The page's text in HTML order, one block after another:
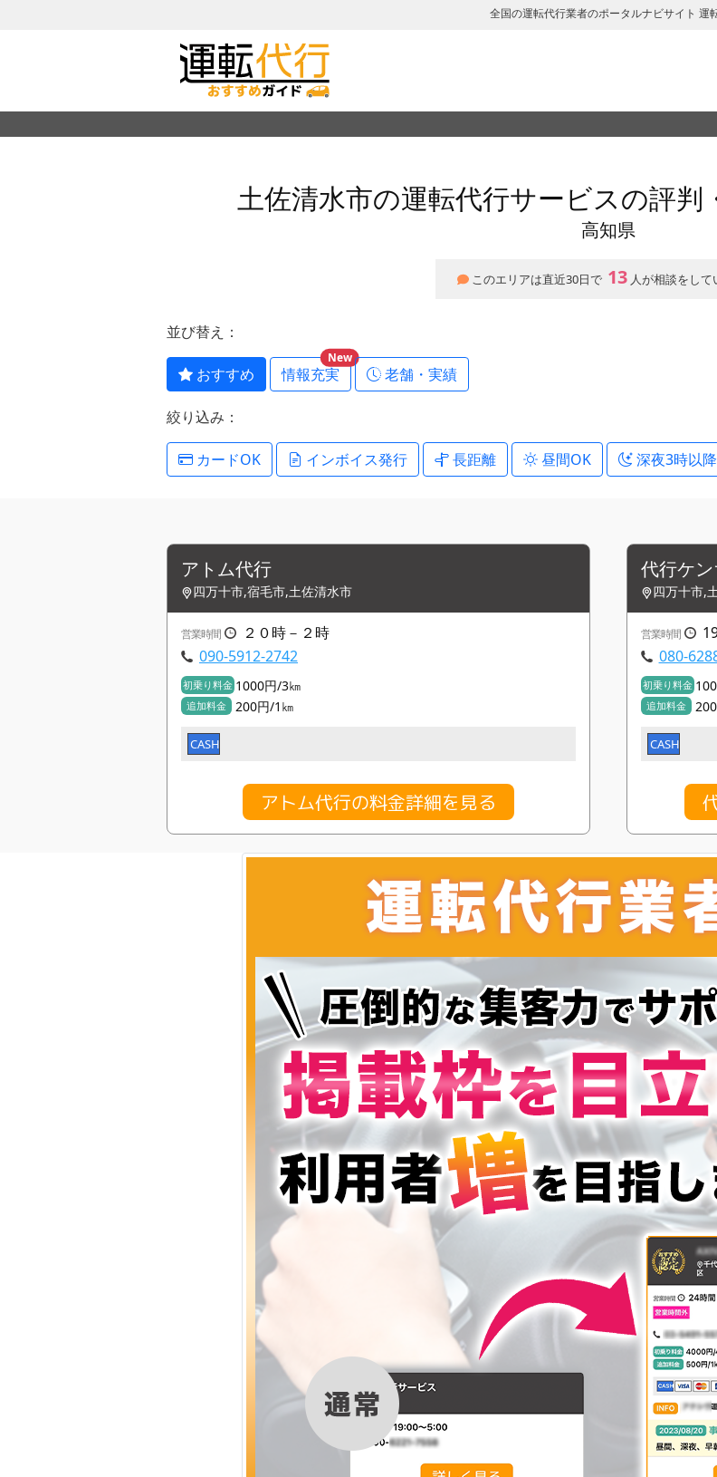
全国の運転代行業者のポータルナビサイト
土佐清水市の運転代行サービスの評
高知県
このエリアは直近30日で 13 人が相談をして
並び替え：
おすすめ 情報充実
New
老舗・実績
絞り込み：
カードOK インボイス発行 長距離 昼間OK 深夜3時以降
アトム代行
四万十市,宿毛市,土佐清水市
営業時間
２０時－２時
090-5912-2742
初乗り料金 1000円/3㎞
追加料金 200円/1㎞
CASH
アトム代行の料金詳細を見る
代行ケ
四万十市,
営業時間
080-
初乗り料金
追加料金
CASH